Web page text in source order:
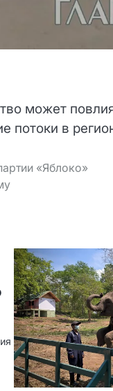
может
потоки в
«Яблоко»